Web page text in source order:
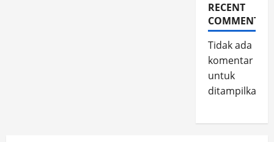
RECENT
COMMENTS
Tidak ada
komentar
untuk
ditampilkan.